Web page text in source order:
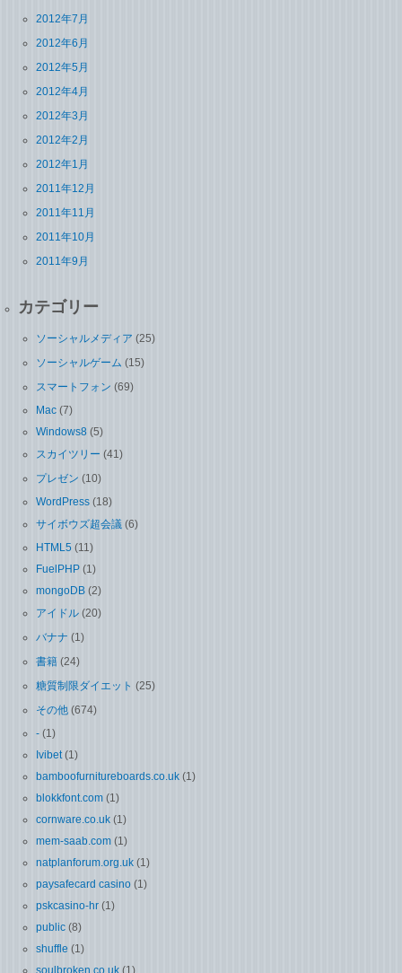
2012年7月
2012年6月
2012年5月
2012年4月
2012年3月
2012年2月
2012年1月
2011年12月
2011年11月
2011年10月
2011年9月
カテゴリー
ソーシャルメディア (25)
ソーシャルゲーム (15)
スマートフォン (69)
Mac (7)
Windows8 (5)
スカイツリー (41)
プレゼン (10)
WordPress (18)
サイボウズ超会議 (6)
HTML5 (11)
FuelPHP (1)
mongoDB (2)
アイドル (20)
バナナ (1)
書籍 (24)
糖質制限ダイエット (25)
その他 (674)
- (1)
Ivibet(1)
bamboofurnitureboards.co.uk (1)
blokkfont.com (1)
cornware.co.uk (1)
mem-saab.com (1)
natplanforum.org.uk (1)
paysafecard casino (1)
pskcasino-hr (1)
public (8)
shuffle (1)
soulbroken.co.uk (1)